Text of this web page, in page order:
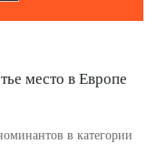
место в Европе
в категории